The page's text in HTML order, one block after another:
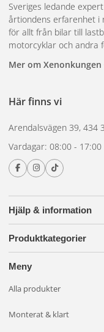
Hjälp & information
Produktkategorier
Meny
Alla produkter
Monterat & klart
Sveriges ledande
årtiondens erfarenhet i
för allt från bilar till
motorcyklar och andra
Mer om Xenonkungen
Här finns vi
Arendalsvägen 39, 434
Vardagar: 08:00 - 17:00